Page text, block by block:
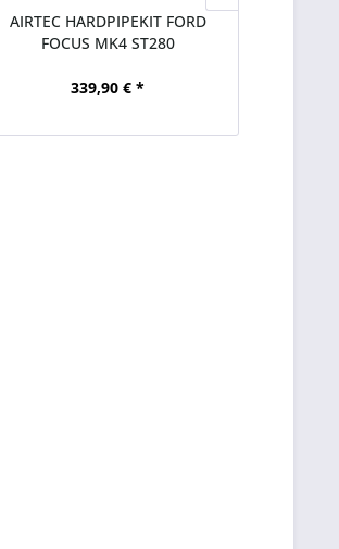
AIRTEC HARDPIPEKIT FORD
FOCUS MK4 ST280
339,90 € *